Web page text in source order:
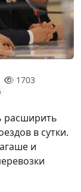
1703
расширить
в сутки.
и